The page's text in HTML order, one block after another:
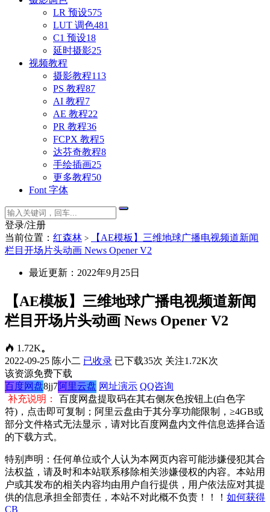
LR 预设575
LUT 调色481
C1 预设18
延时摄影25
视频教程
摄影教程113
PS 教程87
AI 教程7
AE 教程22
PR 教程36
FCPX 教程5
达芬奇教程8
手绘插画25
更多教程50
Font 字体
登录/注册
当前位置： 红森林 >
【AE模板】三维地球广播电视频道新闻
栏目开场片头动画 News Opener V2
最近更新：2022年9月25日
【AE模板】三维地球广播电视频道新闻
栏目开场片头动画 News Opener V2
1.72K。
2022-09-25 陈小二 已收录 已下载35次 关注1.72K次
该资源免费下载
百度网盘8jj7阿里云盘 网址演示 QQ咨询
补充说明：
百度网盘提取码在其右侧灰色按钮上(白色字
符)，点击即可复制；阿里云盘由于其分享功能限制，≥4GB或
部分文件格式无法显示，请对比百度网盘内文件信息选择合适
的下载方式。
特别声明：任何单位或个人认为本网页内容可能涉嫌侵犯其合
法权益，请及时和本站联系移除相关涉嫌侵权的内容。本站用
户或其发布的相关内容均由用户自行提供，用户依法应对其提
供的信息承担全部责任，本站不对此概不负责！！！ 如何获得
CB